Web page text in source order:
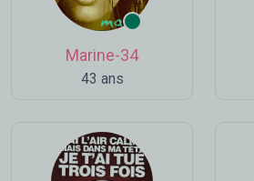
Marine-34
43 ans